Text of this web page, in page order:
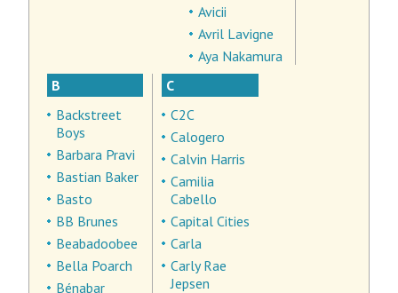
Avicii
Avril Lavigne
Aya Nakamura
B
Backstreet
Boys
Barbara Pravi
Bastian Baker
Basto
BB Brunes
Beabadoobee
Bella Poarch
Bénabar
C
C2C
Calogero
Calvin Harris
Camilia
Cabello
Capital Cities
Carla
Carly Rae
Jepsen